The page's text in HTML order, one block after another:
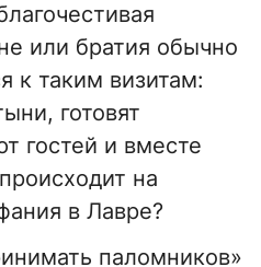
или братия обычно
к таким визитам:
готовят
гостей и вместе
на
в Лавре?
паломников»